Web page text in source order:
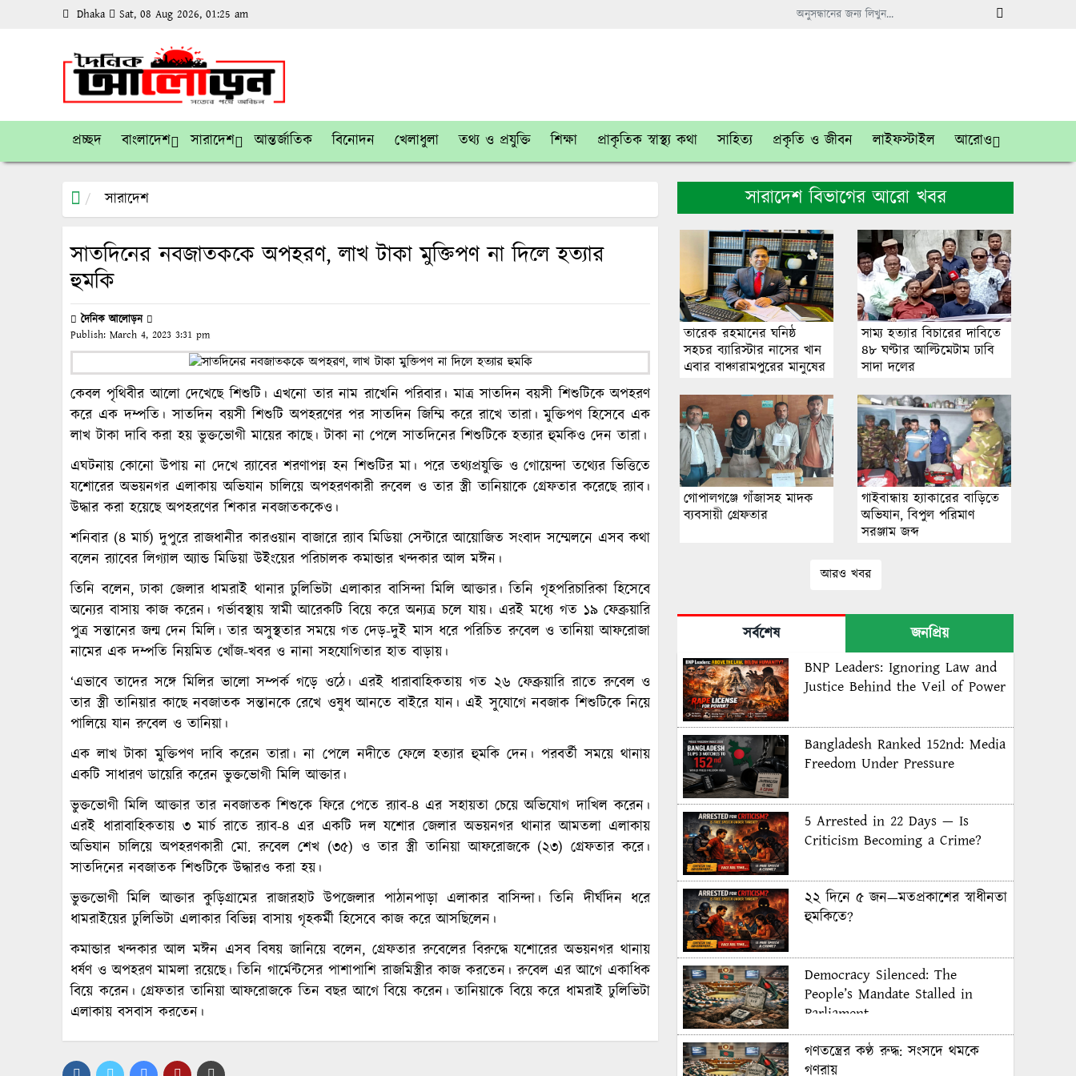
Dhaka Sat, 08 Aug 2026, 01:25 am
প্রচ্ছদ বাংলাদেশ সারাদেশ আন্তর্জাতিক বিনোদন খেলাধুলা তথ্য ও প্রযুক্তি শিক্ষা প্রাকৃতিক স্বাস্থ্য কথা সাহিত্য প্রকৃতি ও জীবন লাইফস্টাইল আরোও
সারাদেশ
সাতদিনের নবজাতককে অপহরণ, লাখ টাকা মুক্তিপণ না দিলে হত্যার
হুমকি
দৈনিক আলোড়ন
Publish: March 4, 2023 3:31 pm
কেবল পৃথিবীর আলো দেখেছে শিশুটি। এখনো তার নাম রাখেনি পরিবার। মাত্র সাতদিন বয়সী শিশুটিকে অপহরণ
করে এক দম্পতি। সাতদিন বয়সী শিশুটি অপহরণের পর সাতদিন জিম্মি করে রাখে তারা। মুক্তিপণ হিসেবে এক
লাখ টাকা দাবি করা হয় ভুক্তভোগী মায়ের কাছে। টাকা না পেলে সাতদিনের শিশুটিকে হত্যার হুমকিও দেন তারা।
এঘটনায় কোনো উপায় না দেখে র‌্যাবের শরণাপন্ন হন শিশুটির মা। পরে তথ্যপ্রযুক্তি ও গোয়েন্দা তথ্যের ভিত্তিতে
যশোরের অভয়নগর এলাকায় অভিযান চালিয়ে অপহরণকারী রুবেল ও তার স্ত্রী তানিয়াকে গ্রেফতার করেছে র‌্যাব।
উদ্ধার করা হয়েছে অপহরণের শিকার নবজাতককেও।
শনিবার (৪ মার্চ) দুপুরে রাজধানীর কারওয়ান বাজারে র‌্যাব মিডিয়া সেন্টারে আয়োজিত সংবাদ সম্মেলনে এসব কথা
বলেন র‌্যাবের লিগ্যাল অ্যান্ড মিডিয়া উইংয়ের পরিচালক কমান্ডার খন্দকার আল মঈন।
তিনি বলেন, ঢাকা জেলার ধামরাই থানার ঢুলিভিটা এলাকার বাসিন্দা মিলি আক্তার। তিনি গৃহপরিচারিকা হিসেবে
অন্যের বাসায় কাজ করেন। গর্ভাবস্থায় স্বামী আরেকটি বিয়ে করে অন্যত্র চলে যায়। এরই মধ্যে গত ১৯ ফেব্রুয়ারি
পুত্র সন্তানের জন্ম দেন মিলি। তার অসুস্থতার সময়ে গত দেড়-দুই মাস ধরে পরিচিত রুবেল ও তানিয়া আফরোজা
নামের এক দম্পতি নিয়মিত খোঁজ-খবর ও নানা সহযোগিতার হাত বাড়ায়।
‘এভাবে তাদের সঙ্গে মিলির ভালো সম্পর্ক গড়ে ওঠে। এরই ধারাবাহিকতায় গত ২৬ ফেব্রুয়ারি রাতে রুবেল ও
তার স্ত্রী তানিয়ার কাছে নবজাতক সন্তানকে রেখে ওষুধ আনতে বাইরে যান। এই সুযোগে নবজাক শিশুটিকে নিয়ে
পালিয়ে যান রুবেল ও তানিয়া।
এক লাখ টাকা মুক্তিপণ দাবি করেন তারা। না পেলে নদীতে ফেলে হত্যার হুমকি দেন। পরবর্তী সময়ে থানায়
একটি সাধারণ ডায়েরি করেন ভুক্তভোগী মিলি আক্তার।
ভুক্তভোগী মিলি আক্তার তার নবজাতক শিশুকে ফিরে পেতে র‌্যাব-৪ এর সহায়তা চেয়ে অভিযোগ দাখিল করেন।
এরই ধারাবাহিকতায় ৩ মার্চ রাতে র‌্যাব-৪ এর একটি দল যশোর জেলার অভয়নগর থানার আমতলা এলাকায়
অভিযান চালিয়ে অপহরণকারী মো. রুবেল শেখ (৩৫) ও তার স্ত্রী তানিয়া আফরোজকে (২৩) গ্রেফতার করে।
সাতদিনের নবজাতক শিশুটিকে উদ্ধারও করা হয়।
ভুক্তভোগী মিলি আক্তার কুড়িগ্রামের রাজারহাট উপজেলার পাঠানপাড়া এলাকার বাসিন্দা। তিনি দীর্ঘদিন ধরে
ধামরাইয়ের ঢুলিভিটা এলাকার বিভিন্ন বাসায় গৃহকর্মী হিসেবে কাজ করে আসছিলেন।
কমান্ডার খন্দকার আল মঈন এসব বিষয় জানিয়ে বলেন, গ্রেফতার রুবেলের বিরুদ্ধে যশোরের অভয়নগর থানায়
ধর্ষণ ও অপহরণ মামলা রয়েছে। তিনি গার্মেন্টসের পাশাপাশি রাজমিস্ত্রীর কাজ করতেন। রুবেল এর আগে একাধিক
বিয়ে করেন। গ্রেফতার তানিয়া আফরোজকে তিন বছর আগে বিয়ে করেন। তানিয়াকে বিয়ে করে ধামরাই ঢুলিভিটা
এলাকায় বসবাস করতেন।
সারাদেশ বিভাগের আরো খবর
তারেক রহমানের ঘনিষ্ঠ
সহচর ব্যারিস্টার নাসের খান
এবার বাঞ্চারামপুরের মানুষের
সাম্য হত্যার বিচারের দা‌বি‌তে
৪৮ ঘণ্টার আ‌ল্টি‌মেটাম ঢাবি
সাদা দ‌লের
গোপালগঞ্জে গাঁজাসহ মাদক
ব্যবসায়ী গ্রেফতার
গাইবান্ধায় হ্যাকারের বাড়িতে
অভিযান, বিপুল পরিমাণ
সরঞ্জাম জব্দ
আরও খবর
সর্বশেষ
জনপ্রিয়
BNP Leaders: Ignoring Law and
Justice Behind the Veil of Power
Bangladesh Ranked 152nd: Media
Freedom Under Pressure
5 Arrested in 22 Days — Is
Criticism Becoming a Crime?
২২ দিনে ৫ জন—মতপ্রকাশের স্বাধীনতা
হুমকিতে?
Democracy Silenced: The
People’s Mandate Stalled in
Parliament
গণতন্ত্রের কণ্ঠ রুদ্ধ: সংসদে থমকে
গণরায়